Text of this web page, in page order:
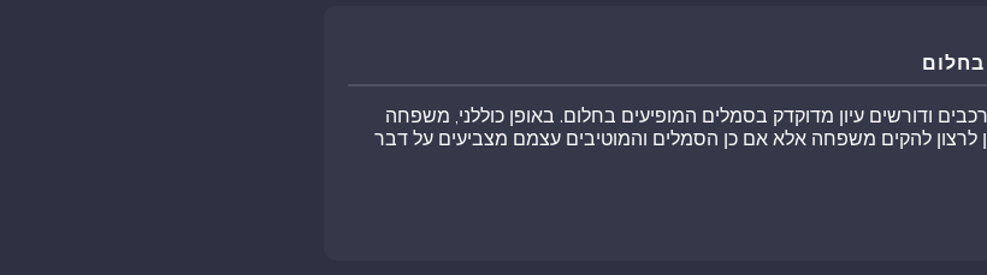
ודורשים עיון מדוקדק בסמלים המופיעים בחלום. באופן כוללני, משפחה
לרצון להקים משפחה אלא אם כן הסמלים והמוטיבים עצמם מצביעים על דבר